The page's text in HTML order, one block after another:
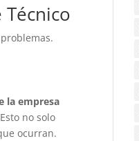
la empresa
Esto no solo
ocurran.